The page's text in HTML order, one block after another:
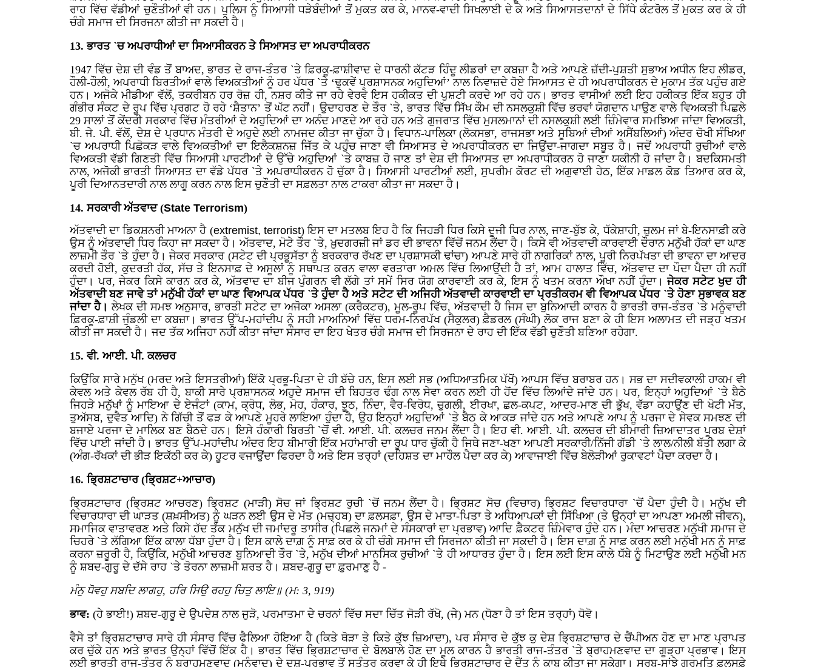
ਰਾਹ ਵਿੱਚ ਵੱਡੀਆਂ ਚੁਣੌਤੀਆਂ ਵੀ ਹਨ। ਪੁਲਿਸ ਨੂੰ ਸਿਆਸੀ ਧੜੇਬੰਦੀਆਂ ਤੋਂ ਮੁਕਤ ਕਰ ਕੇ, ਮਾਨਵ-ਵਾਦੀ ਸਿਖਲਾਈ ਦੇ ਕੇ ਅਤੇ ਸਿਆਸਤਦਾਨਾਂ ਦੇ ਸਿੱਧੇ ਕੰਟਰੋਲ ਤੋਂ ਮੁਕਤ ਕਰ ਕੇ ਹੀ
ਚੰਗੇ ਸਮਾਜ ਦੀ ਸਿਰਜਨਾ ਕੀਤੀ ਜਾ ਸਕਦੀ ਹੈ।
13. ਭਾਰਤ `ਚ ਅਪਰਾਧੀਆਂ ਦਾ ਸਿਆਸੀਕਰਨ ਤੇ ਸਿਆਸਤ ਦਾ ਅਪਰਾਧੀਕਰਨ
1947 ਵਿੱਚ ਦੇਸ਼ ਦੀ ਵੰਡ ਤੋਂ ਬਾਅਦ, ਭਾਰਤ ਦੇ ਰਾਜ-ਤੰਤਰ `ਤੇ ਫ਼ਿਰਕੂ-ਫ਼ਾਸ਼ੀਵਾਦ ਦੇ ਧਾਰਨੀ ਕੱਟੜ ਹਿੰਦੂ ਲੀਡਰਾਂ ਦਾ ਕਬਜ਼ਾ ਹੈ ਅਤੇ ਆਪਣੇ ਜ਼ੱਦੀ-ਪੁਸ਼ਤੀ ਸੁਭਾਅ ਅਧੀਨ ਇਹ ਲੀਡਰ,
ਹੌਲੀ-ਹੌਲੀ, ਅਪਰਾਧੀ ਬਿਰਤੀਆਂ ਵਾਲੇ ਵਿਅਕਤੀਆਂ ਨੂੰ ਹਰ ਪੱਧਰ `ਤੇ ‘ਢੁਕਵੇਂ ਪ੍ਰਸ਼ਾਸਨਕ ਅਹੁਦਿਆਂ’ ਨਾਲ ਨਿਵਾਜ਼ਦੇ ਹੋਏ ਸਿਆਸਤ ਦੇ ਹੀ ਅਪਰਾਧੀਕਰਨ ਦੇ ਮੁਕਾਮ ਤੱਕ ਪਹੁੰਚ ਗਏ
ਹਨ। ਅਜੋਕੇ ਮੀਡੀਆ ਵੱਲੋਂ, ਤਕਰੀਬਨ ਹਰ ਰੋਜ਼ ਹੀ, ਨਸ਼ਰ ਕੀਤੇ ਜਾ ਰਹੇ ਵੇਰਵੇ ਇਸ ਹਕੀਕਤ ਦੀ ਪੁਸ਼ਟੀ ਕਰਦੇ ਆ ਰਹੇ ਹਨ। ਭਾਰਤ ਵਾਸੀਆਂ ਲਈ ਇਹ ਹਕੀਕਤ ਇੱਕ ਬਹੁਤ ਹੀ
ਗੰਭੀਰ ਸੰਕਟ ਦੇ ਰੂਪ ਵਿੱਚ ਪ੍ਰਗਟ ਹੋ ਰਹੇ ‘ਸ਼ੈਤਾਨ’ ਤੋਂ ਘੱਟ ਨਹੀਂ। ਉਦਾਹਰਣ ਦੇ ਤੌਰ `ਤੇ, ਭਾਰਤ ਵਿੱਚ ਸਿੱਖ ਕੌਮ ਦੀ ਨਸਲਕੁਸ਼ੀ ਵਿੱਚ ਭਰਵਾਂ ਯੋਗਦਾਨ ਪਾਉਣ ਵਾਲੇ ਵਿਅਕਤੀ ਪਿਛਲੇ
29 ਸਾਲਾਂ ਤੋਂ ਕੇਂਦਰੀ ਸਰਕਾਰ ਵਿੱਚ ਮੰਤਰੀਆਂ ਦੇ ਅਹੁਦਿਆਂ ਦਾ ਅਨੰਦ ਮਾਣਦੇ ਆ ਰਹੇ ਹਨ ਅਤੇ ਗੁਜਰਾਤ ਵਿੱਚ ਮੁਸਲਮਾਨਾਂ ਦੀ ਨਸਲਕੁਸ਼ੀ ਲਈ ਜ਼ਿੰਮੇਵਾਰ ਸਮਝਿਆ ਜਾਂਦਾ ਵਿਅਕਤੀ,
ਬੀ. ਜੇ. ਪੀ. ਵੱਲੋਂ, ਦੇਸ਼ ਦੇ ਪ੍ਰਧਾਨ ਮੰਤਰੀ ਦੇ ਅਹੁਦੇ ਲਈ ਨਾਮਜਦ ਕੀਤਾ ਜਾ ਚੁੱਕਾ ਹੈ। ਵਿਧਾਨ-ਪਾਲਿਕਾ (ਲੋਕਸਭਾ, ਰਾਜਸਭਾ ਅਤੇ ਸੂਬਿਆਂ ਦੀਆਂ ਅਸੈਂਬਲਿਆਂ) ਅੰਦਰ ਚੋਖੀ ਸੰਖਿਆ
`ਚ ਅਪਰਾਧੀ ਪਿਛੋਕੜ ਵਾਲੇ ਵਿਅਕਤੀਆਂ ਦਾ ਇਲੈਕਸ਼ਨਜ਼ ਜਿੱਤ ਕੇ ਪਹੁੰਚ ਜਾਣਾ ਵੀ ਸਿਆਸਤ ਦੇ ਅਪਰਾਧੀਕਰਨ ਦਾ ਜਿਉਂਦਾ-ਜਾਗਦਾ ਸਬੂਤ ਹੈ। ਜਦੋਂ ਅਪਰਾਧੀ ਰੁਚੀਆਂ ਵਾਲੇ
ਵਿਅਕਤੀ ਵੱਡੀ ਗਿਣਤੀ ਵਿੱਚ ਸਿਆਸੀ ਪਾਰਟੀਆਂ ਦੇ ਉੱਚੇ ਅਹੁਦਿਆਂ `ਤੇ ਕਾਬਜ਼ ਹੋ ਜਾਣ ਤਾਂ ਦੇਸ਼ ਦੀ ਸਿਆਸਤ ਦਾ ਅਪਰਾਧੀਕਰਨ ਹੋ ਜਾਣਾ ਯਕੀਨੀ ਹੋ ਜਾਂਦਾ ਹੈ। ਬਦਕਿਸਮਤੀ
ਨਾਲ, ਅਜੋਕੀ ਭਾਰਤੀ ਸਿਆਸਤ ਦਾ ਵੱਡੇ ਪੱਧਰ `ਤੇ ਅਪਰਾਧੀਕਰਨ ਹੋ ਚੁੱਕਾ ਹੈ। ਸਿਆਸੀ ਪਾਰਟੀਆਂ ਲਈ, ਸੁਪਰੀਮ ਕੋਰਟ ਦੀ ਅਗੁਵਾਈ ਹੇਠ, ਇੱਕ ਮਾਡਲ ਕੋਡ ਤਿਆਰ ਕਰ ਕੇ,
ਪੂਰੀ ਦਿਆਨਤਦਾਰੀ ਨਾਲ ਲਾਗੂ ਕਰਨ ਨਾਲ ਇਸ ਚੁਣੌਤੀ ਦਾ ਸਫ਼ਲਤਾ ਨਾਲ ਟਾਕਰਾ ਕੀਤਾ ਜਾ ਸਕਦਾ ਹੈ।
14. ਸਰਕਾਰੀ ਅੱਤਵਾਦ (State Terrorism)
ਅੱਤਵਾਦੀ ਦਾ ਡਿਕਸ਼ਨਰੀ ਮਾਅਨਾ ਹੈ (extremist, terrorist) ਇਸ ਦਾ ਮਤਲਬ ਇਹ ਹੈ ਕਿ ਜਿਹੜੀ ਧਿਰ ਕਿਸੇ ਦੂਜੀ ਧਿਰ ਨਾਲ, ਜਾਣ-ਬੁੱਝ ਕੇ, ਧੱਕੇਸ਼ਾਹੀ, ਜ਼ੁਲਮ ਜਾਂ ਬੇ-ਇਨਸਾਫ਼ੀ ਕਰੇ
ਉਸ ਨੂੰ ਅੱਤਵਾਦੀ ਧਿਰ ਕਿਹਾ ਜਾ ਸਕਦਾ ਹੈ। ਅੱਤਵਾਦ, ਮੋਟੇ ਤੌਰ `ਤੇ, ਖ਼ੁਦਗਰਜ਼ੀ ਜਾਂ ਡਰ ਦੀ ਭਾਵਨਾ ਵਿੱਚੋਂ ਜਨਮ ਲੈਂਦਾ ਹੈ। ਕਿਸੇ ਵੀ ਅੱਤਵਾਦੀ ਕਾਰਵਾਈ ਦੌਰਾਨ ਮਨੁੱਖੀ ਹੱਕਾਂ ਦਾ ਘਾਣ
ਲਾਜ਼ਮੀ ਤੌਰ `ਤੇ ਹੁੰਦਾ ਹੈ। ਜੇਕਰ ਸਰਕਾਰ (ਸਟੇਟ ਦੀ ਪ੍ਰਭੂਸੱਤਾ ਨੂੰ ਬਰਕਰਾਰ ਰੱਖਣ ਦਾ ਪ੍ਰਸ਼ਾਸਕੀ ਢਾਂਚਾ) ਆਪਣੇ ਸਾਰੇ ਹੀ ਨਾਗਰਿਕਾਂ ਨਾਲ, ਪੂਰੀ ਨਿਰਪੱਖਤਾ ਦੀ ਭਾਵਨਾ ਦਾ ਆਦਰ
ਕਰਦੀ ਹੋਈ, ਕੁਦਰਤੀ ਹੱਕ, ਸੱਚ ਤੇ ਇਨਸਾਫ਼ ਦੇ ਅਸੂਲਾਂ ਨੂੰ ਸਥਾਪਤ ਕਰਨ ਵਾਲਾ ਵਰਤਾਰਾ ਅਮਲ ਵਿੱਚ ਲਿਆਉਂਦੀ ਹੈ ਤਾਂ, ਆਮ ਹਾਲਾਤ ਵਿੱਚ, ਅੱਤਵਾਦ ਦਾ ਪੌਦਾ ਪੈਦਾ ਹੀ ਨਹੀਂ
ਹੁੰਦਾ। ਪਰ, ਜੇਕਰ ਕਿਸੇ ਕਾਰਨ ਕਰ ਕੇ, ਅੱਤਵਾਦ ਦਾ ਬੀਜ ਪੁੰਗਰਨ ਵੀ ਲੱਗੇ ਤਾਂ ਸਮੇਂ ਸਿਰ ਯੋਗ ਕਾਰਵਾਈ ਕਰ ਕੇ, ਇਸ ਨੂੰ ਖਤਮ ਕਰਨਾ ਔਖਾ ਨਹੀਂ ਹੁੰਦਾ।ਜੇਕਰ ਸਟੇਟ ਖੁਦ ਹੀ
ਅੱਤਵਾਦੀ ਬਣ ਜਾਵੇ ਤਾਂ ਮਨੁੱਖੀ ਹੱਕਾਂ ਦਾ ਘਾਣ ਵਿਆਪਕ ਪੱਧਰ `ਤੇ ਹੁੰਦਾ ਹੈ ਅਤੇ ਸਟੇਟ ਦੀ ਅਜਿਹੀ ਅੱਤਵਾਦੀ ਕਾਰਵਾਈ ਦਾ ਪ੍ਰਤੀਕਰਮ ਵੀ ਵਿਆਪਕ ਪੱਧਰ `ਤੇ ਹੋਣਾ ਸੁਭਾਵਕ ਬਣ
ਜਾਂਦਾ ਹੈ।ਲੇਖਕ ਦੀ ਸਮਝ ਅਨੁਸਾਰ, ਭਾਰਤੀ ਸਟੇਟ ਦਾ ਅਜੋਕਾ ਅਸਲਾ (ਕਰੈਕਟਰ), ਮੂਲ-ਰੂਪ ਵਿੱਚ, ਅੱਤਵਾਦੀ ਹੈ ਜਿਸ ਦਾ ਬੁਨਿਆਦੀ ਕਾਰਨ ਹੈ ਭਾਰਤੀ ਰਾਜ-ਤੰਤਰ `ਤੇ ਮਨੂੰਵਾਦੀ
ਫ਼ਿਰਕੂ-ਫ਼ਾਸ਼ੀ ਜੁੰਡਲੀ ਦਾ ਕਬਜ਼ਾ। ਭਾਰਤ ਉੱਪ-ਮਹਾਂਦੀਪ ਨੂੰ ਸਹੀ ਮਾਅਨਿਆਂ ਵਿੱਚ ਧਰਮ-ਨਿਰਪੱਖ (ਸੈਕੁਲਰ) ਫ਼ੈਡਰਲ (ਸੰਘੀ) ਲੋਕ ਰਾਜ ਬਣਾ ਕੇ ਹੀ ਇਸ ਅਲਾਮਤ ਦੀ ਜੜ੍ਹ ਖਤਮ
ਕੀਤੀ ਜਾ ਸਕਦੀ ਹੈ। ਜਦ ਤੱਕ ਅਜਿਹਾ ਨਹੀਂ ਕੀਤਾ ਜਾਂਦਾ ਸੰਸਾਰ ਦਾ ਇਹ ਖੇਤਰ ਚੰਗੇ ਸਮਾਜ ਦੀ ਸਿਰਜਨਾ ਦੇ ਰਾਹ ਦੀ ਇੱਕ ਵੱਡੀ ਚੁਣੌਤੀ ਬਣਿਆ ਰਹੇਗਾ.
15. ਵੀ. ਆਈ. ਪੀ. ਕਲਚਰ
ਕਿਉਂਕਿ ਸਾਰੇ ਮਨੁੱਖ (ਮਰਦ ਅਤੇ ਇਸਤਰੀਆਂ) ਇੱਕੋ ਪ੍ਰਭੂ-ਪਿਤਾ ਦੇ ਹੀ ਬੱਚੇ ਹਨ, ਇਸ ਲਈ ਸਭ (ਅਧਿਆਤਮਿਕ ਪੱਖੋਂ) ਆਪਸ ਵਿੱਚ ਬਰਾਬਰ ਹਨ। ਸਭ ਦਾ ਸਦੀਵਕਾਲੀ ਹਾਕਮ ਵੀ
ਕੇਵਲ ਅਤੇ ਕੇਵਲ ਰੱਬ ਹੀ ਹੈ, ਬਾਕੀ ਸਾਰੇ ਪ੍ਰਸ਼ਾਸਨਕ ਅਹੁਦੇ ਸਮਾਜ ਦੀ ਬਿਹਤਰ ਢੰਗ ਨਾਲ ਸੇਵਾ ਕਰਨ ਲਈ ਹੀ ਹੋਂਦ ਵਿੱਚ ਲਿਆਂਦੇ ਜਾਂਦੇ ਹਨ। ਪਰ, ਇਨ੍ਹਾਂ ਅਹੁਦਿਆਂ `ਤੇ ਬੈਠੇ
ਜਿਹੜੇ ਮਨੁੱਖਾਂ ਨੂੰ ਮਾਇਆ ਦੇ ਏਜੰਟਾਂ (ਕਾਮ, ਕ੍ਰੋਧ, ਲੋਭ, ਮੋਹ, ਹੰਕਾਰ, ਝੂਠ, ਨਿੰਦਾ, ਵੈਰ-ਵਿਰੋਧ, ਚੁਗਲੀ, ਈਰਖਾ, ਛਲ-ਕਪਟ, ਆਦਰ-ਮਾਣ ਦੀ ਭੁੱਖ, ਵੱਡਾ ਕਹਾਉਂਣ ਦੀ ਖੋਟੀ ਮੱਤ,
ਤੁਅੱਸਬ, ਦੁਵੈਤ ਆਦਿ) ਨੇ ਗਿੱਚੀ ਤੋਂ ਫੜ ਕੇ ਆਪਣੇ ਮੂਹਰੇ ਲਾਇਆ ਹੁੰਦਾ ਹੈ, ਉਹ ਇਨ੍ਹਾਂ ਅਹੁਦਿਆਂ `ਤੇ ਬੈਠ ਕੇ ਆਕੜ ਜਾਂਦੇ ਹਨ ਅਤੇ ਆਪਣੇ ਆਪ ਨੂੰ ਪਰਜਾ ਦੇ ਸੇਵਕ ਸਮਝਣ ਦੀ
ਬਜਾਏ ਪਰਜਾ ਦੇ ਮਾਲਿਕ ਬਣ ਬੈਠਦੇ ਹਨ। ਇਸੇ ਹੰਕਾਰੀ ਬਿਰਤੀ `ਚੋਂ ਵੀ. ਆਈ. ਪੀ. ਕਲਚਰ ਜਨਮ ਲੈਂਦਾ ਹੈ। ਇਹ ਵੀ. ਆਈ. ਪੀ. ਕਲਚਰ ਦੀ ਬੀਮਾਰੀ ਜ਼ਿਆਦਾਤਰ ਪੂਰਬ ਦੇਸ਼ਾਂ
ਵਿੱਚ ਪਾਈ ਜਾਂਦੀ ਹੈ। ਭਾਰਤ ਉੱਪ-ਮਹਾਂਦੀਪ ਅੰਦਰ ਇਹ ਬੀਮਾਰੀ ਇੱਕ ਮਹਾਂਮਾਰੀ ਦਾ ਰੂਪ ਧਾਰ ਚੁੱਕੀ ਹੈ ਜਿਥੇ ਜਣਾ-ਖਣਾ ਆਪਣੀ ਸਰਕਾਰੀ/ਨਿੱਜੀ ਗੱਡੀ `ਤੇ ਲਾਲ/ਨੀਲੀ ਬੱਤੀ ਲਗਾ ਕੇ
(ਅੰਗ-ਰੱਖਕਾਂ ਦੀ ਭੀੜ ਇਕੱਠੀ ਕਰ ਕੇ) ਹੂਟਰ ਵਜਾਉਂਦਾ ਫਿਰਦਾ ਹੈ ਅਤੇ ਇਸ ਤਰ੍ਹਾਂ (ਦਹਿਸ਼ਤ ਦਾ ਮਾਹੌਲ ਪੈਦਾ ਕਰ ਕੇ) ਆਵਾਜਾਈ ਵਿੱਚ ਬੇਲੋੜੀਆਂ ਰੁਕਾਵਟਾਂ ਪੈਦਾ ਕਰਦਾ ਹੈ।
16. ਭ੍ਰਿਸ਼ਟਾਚਾਰ (ਭ੍ਰਿਸ਼ਟ+ਆਚਾਰ)
ਭ੍ਰਿਸ਼ਟਾਚਾਰ (ਭ੍ਰਿਸ਼ਟ ਆਚਰਣ) ਭ੍ਰਿਸ਼ਟ (ਮਾੜੀ) ਸੋਚ ਜਾਂ ਭ੍ਰਿਸ਼ਟ ਰੁਚੀ `ਚੋਂ ਜਨਮ ਲੈਂਦਾ ਹੈ। ਭ੍ਰਿਸ਼ਟ ਸੋਚ (ਵਿਚਾਰ) ਭ੍ਰਿਸ਼ਟ ਵਿਚਾਰਧਾਰਾ `ਚੋਂ ਪੈਦਾ ਹੁੰਦੀ ਹੈ। ਮਨੁੱਖ ਦੀ
ਵਿਚਾਰਧਾਰਾ ਦੀ ਘਾੜਤ (ਸ਼ਖ਼ਸੀਅਤ) ਨੂੰ ਘੜਨ ਲਈ ਉਸ ਦੇ ਮੱਤ (ਮਜ਼੍ਹਬ) ਦਾ ਫ਼ਲਸਫ਼ਾ, ਉਸ ਦੇ ਮਾਤਾ-ਪਿਤਾ ਤੇ ਅਧਿਆਪਕਾਂ ਦੀ ਸਿੱਖਿਆ (ਤੇ ਉਨ੍ਹਾਂ ਦਾ ਆਪਣਾ ਅਮਲੀ ਜੀਵਨ),
ਸਮਾਜਿਕ ਵਾਤਾਵਰਣ ਅਤੇ ਕਿਸੇ ਹੱਦ ਤੱਕ ਮਨੁੱਖ ਦੀ ਜਮਾਂਦਰੂ ਤਾਸੀਰ (ਪਿਛਲੇ ਜਨਮਾਂ ਦੇ ਸੰਸਕਾਰਾਂ ਦਾ ਪ੍ਰਭਾਵ) ਆਦਿ ਫ਼ੈਕਟਰ ਜ਼ਿੰਮੇਵਾਰ ਹੁੰਦੇ ਹਨ। ਮੰਦਾ ਆਚਰਣ ਮਨੁੱਖੀ ਸਮਾਜ ਦੇ
ਚਿਹਰੇ `ਤੇ ਲੱਗਿਆ ਇੱਕ ਕਾਲਾ ਧੱਬਾ ਹੁੰਦਾ ਹੈ। ਇਸ ਕਾਲੇ ਦਾਗ਼ ਨੂੰ ਸਾਫ਼ ਕਰ ਕੇ ਹੀ ਚੰਗੇ ਸਮਾਜ ਦੀ ਸਿਰਜਨਾ ਕੀਤੀ ਜਾ ਸਕਦੀ ਹੈ। ਇਸ ਦਾਗ਼ ਨੂੰ ਸਾਫ਼ ਕਰਨ ਲਈ ਮਨੁੱਖੀ ਮਨ ਨੂੰ ਸਾਫ਼
ਕਰਨਾ ਜ਼ਰੂਰੀ ਹੈ, ਕਿਉਂਕਿ, ਮਨੁੱਖੀ ਆਚਰਣ ਬੁਨਿਆਦੀ ਤੌਰ `ਤੇ, ਮਨੁੱਖ ਦੀਆਂ ਮਾਨਸਿਕ ਰੁਚੀਆਂ `ਤੇ ਹੀ ਆਧਾਰਤ ਹੁੰਦਾ ਹੈ। ਇਸ ਲਈ ਇਸ ਕਾਲੇ ਧੱਬੇ ਨੂੰ ਮਿਟਾਉਣ ਲਈ ਮਨੁੱਖੀ ਮਨ
ਨੂੰ ਸ਼ਬਦ-ਗੁਰੂ ਦੇ ਦੱਸੇ ਰਾਹ `ਤੇ ਤੋਰਨਾ ਲਾਜ਼ਮੀ ਸ਼ਰਤ ਹੈ। ਸ਼ਬਦ-ਗੁਰੂ ਦਾ ਫ਼ੁਰਮਾਣੁ ਹੈ -
ਮੰਨੁ ਧੋਵਹੁ ਸਬਦਿ ਲਾਗਹੁ, ਹਰਿ ਸਿਉ ਰਹਹੁ ਚਿਤੁ ਲਾਇ॥ (ਮ: 3, 919)
ਭਾਵ: (ਹੇ ਭਾਈ!) ਸ਼ਬਦ-ਗੁਰੂ ਦੇ ਉਪਦੇਸ਼ ਨਾਲ ਜੁੜੋ, ਪਰਮਾਤਮਾ ਦੇ ਚਰਨਾਂ ਵਿੱਚ ਸਦਾ ਚਿੱਤ ਜੋੜੀ ਰੱਖੋ, (ਜੇ) ਮਨ (ਧੋਣਾ ਹੈ ਤਾਂ ਇਸ ਤਰ੍ਹਾਂ) ਧੋਵੋ।
ਵੈਸੇ ਤਾਂ ਭ੍ਰਿਸ਼ਟਾਚਾਰ ਸਾਰੇ ਹੀ ਸੰਸਾਰ ਵਿੱਚ ਫੈਲਿਆ ਹੋਇਆ ਹੈ (ਕਿਤੇ ਥੋੜਾ ਤੇ ਕਿਤੇ ਕੁੱਝ ਜ਼ਿਆਦਾ), ਪਰ ਸੰਸਾਰ ਦੇ ਕੁੱਝ ਕੁ ਦੇਸ਼ ਭ੍ਰਿਸ਼ਟਾਚਾਰ ਦੇ ਚੈਂਪੀਅਨ ਹੋਣ ਦਾ ਮਾਣ ਪ੍ਰਾਪਤ
ਕਰ ਚੁੱਕੇ ਹਨ ਅਤੇ ਭਾਰਤ ਉਨ੍ਹਾਂ ਵਿੱਚੋਂ ਇੱਕ ਹੈ। ਭਾਰਤ ਵਿੱਚ ਭ੍ਰਿਸ਼ਟਾਚਾਰ ਦੇ ਬੋਲਬਾਲੇ ਹੋਣ ਦਾ ਮੂਲ ਕਾਰਨ ਹੈ ਭਾਰਤੀ ਰਾਜ-ਤੰਤਰ `ਤੇ ਬ੍ਰਾਹਮਣਵਾਦ ਦਾ ਗੂੜ੍ਹਾ ਪ੍ਰਭਾਵ। ਇਸ
ਲਈ ਭਾਰਤੀ ਰਾਜ-ਤੰਤਰ ਨੂੰ ਬ੍ਰਾਹਮਣਵਾਦ (ਮਨੂੰਵਾਦ) ਦੇ ਦੁਸ਼-ਪ੍ਰਭਾਵ ਤੋਂ ਸੁਤੰਤਰ ਕਰਵਾ ਕੇ ਹੀ ਇਥੇ ਭ੍ਰਿਸ਼ਟਾਚਾਰ ਦੇ ਦੈਂਤ ਨੂੰ ਕਾਬੂ ਕੀਤਾ ਜਾ ਸਕੇਗਾ। ਸਰਬ-ਸਾਂਝੇ ਗੁਰਮਤਿ ਫ਼ਲਸਫ਼ੇ